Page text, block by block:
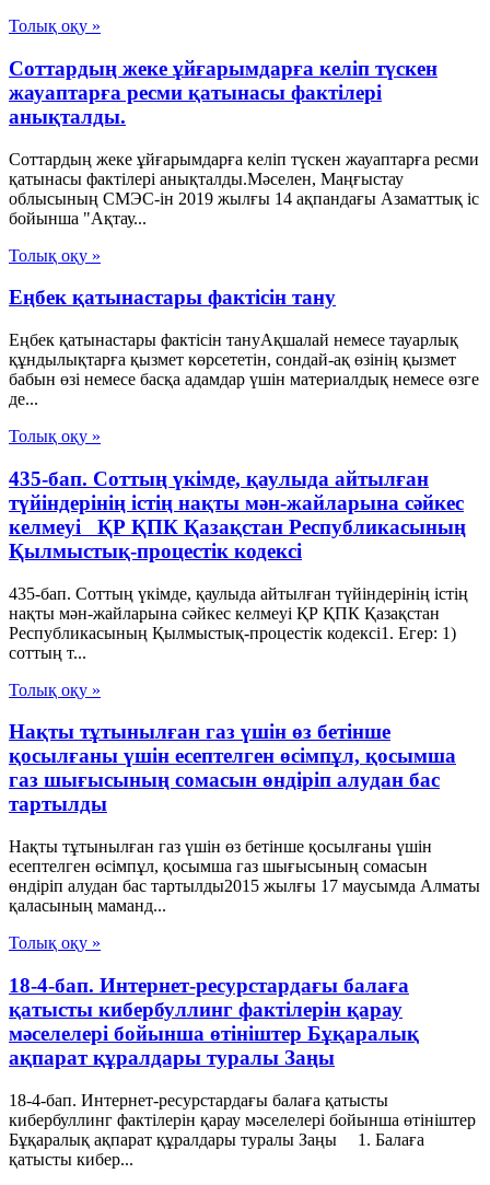
Толық оқу »
Соттардың жеке ұйғарымдарға келіп түскен
жауаптарға ресми қатынасы фактілері
анықталды.
Соттардың жеке ұйғарымдарға келіп түскен жауаптарға ресми
қатынасы фактілері анықталды.Мәселен, Маңғыстау
облысының СМЭС-ін 2019 жылғы 14 ақпандағы Азаматтық іс
бойынша "Ақтау...
Толық оқу »
Еңбек қатынастары фактісін тану
Еңбек қатынастары фактісін тануАқшалай немесе тауарлық
құндылықтарға қызмет көрсететін, сондай-ақ өзінің қызмет
бабын өзі немесе басқа адамдар үшін материалдық немесе өзге
де...
Толық оқу »
435-бап. Соттың үкiмде, қаулыда айтылған
түйіндерінің iстiң нақты мән-жайларына сәйкес
келмеуi ҚР ҚПК Қазақстан Республикасының
Қылмыстық-процестік кодексi
435-бап. Соттың үкiмде, қаулыда айтылған түйіндерінің iстiң
нақты мән-жайларына сәйкес келмеуi ҚР ҚПК Қазақстан
Республикасының Қылмыстық-процестік кодексi1. Егер: 1)
соттың т...
Толық оқу »
Нақты тұтынылған газ үшін өз бетінше
қосылғаны үшін есептелген өсімпұл, қосымша
газ шығысының сомасын өндіріп алудан бас
тартылды
Нақты тұтынылған газ үшін өз бетінше қосылғаны үшін
есептелген өсімпұл, қосымша газ шығысының сомасын
өндіріп алудан бас тартылды2015 жылғы 17 маусымда Алматы
қаласының маманд...
Толық оқу »
18-4-бап. Интернет-ресурстардағы балаға
қатысты кибербуллинг фактілерін қарау
мәселелері бойынша өтініштер Бұқаралық
ақпарат құралдары туралы Заңы
18-4-бап. Интернет-ресурстардағы балаға қатысты
кибербуллинг фактілерін қарау мәселелері бойынша өтініштер
Бұқаралық ақпарат құралдары туралы Заңы 1. Балаға
қатысты кибер...